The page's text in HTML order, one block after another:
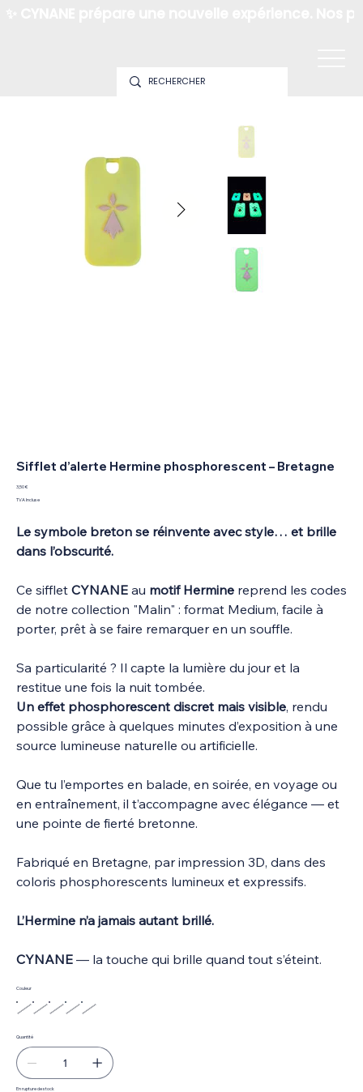
Sifflet d’alerte Hermine phosphorescent – Bretagne
Prix
3,50 €
TVA Incluse
Le symbole breton se réinvente avec style… et brille
dans l’obscurité.
Ce sifflet CYNANE au motif Hermine reprend les codes
de notre collection "Malin" : format Medium, facile à
porter, prêt à se faire remarquer en un souffle.
Sa particularité ? Il capte la lumière du jour et la
restitue une fois la nuit tombée.
Un effet phosphorescent discret mais visible, rendu
possible grâce à quelques minutes d’exposition à une
source lumineuse naturelle ou artificielle.
Que tu l’emportes en balade, en soirée, en voyage ou
en entraînement, il t’accompagne avec élégance — et
une pointe de fierté bretonne.
Fabriqué en Bretagne, par impression 3D, dans des
coloris phosphorescents lumineux et expressifs.
L’Hermine n’a jamais autant brillé.
CYNANE — la touche qui brille quand tout s’éteint.
Couleur
Quantité
En rupture de stock